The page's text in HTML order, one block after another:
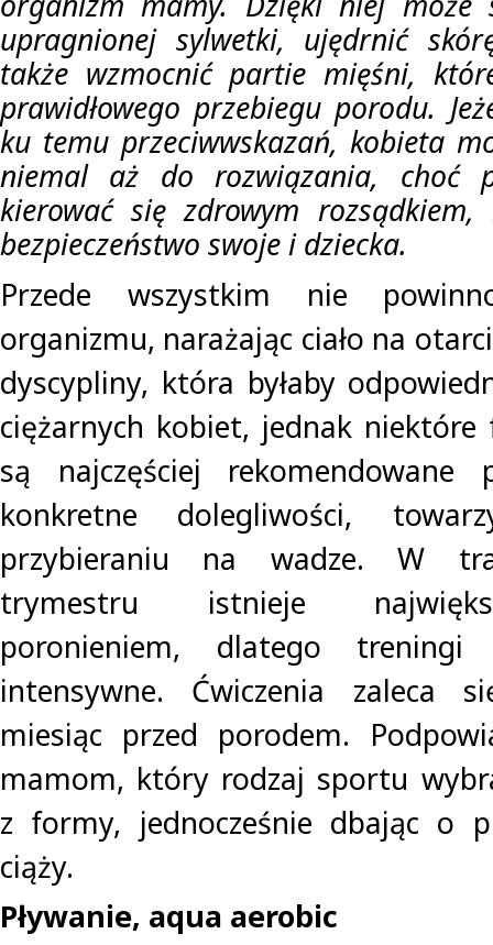
upragnionej sylwetki, ujędrnić
także wzmocnić partie mięśni,
prawidłowego przebiegu porodu.
ku temu przeciwwskazań, kobieta
niemal aż do rozwiązania, choć
kierować się zdrowym
bezpieczeństwo swoje i dziecka.
Przede wszystkim nie
organizmu, narażając ciało na
dyscypliny, która byłaby
ciężarnych kobiet, jednak
są najczęściej rekomendowane
konkretne dolegliwości,
przybieraniu na wadze. W
trymestru istnieje
poronieniem, dlatego
intensywne. Ćwiczenia zaleca
miesiąc przed porodem.
mamom, który rodzaj sportu
z formy, jednocześnie dbając o
ciąży.
Pływanie, aqua aerobic